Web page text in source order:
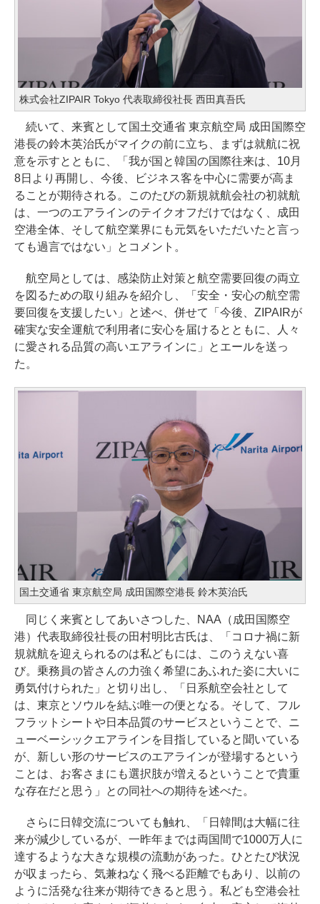
株式会社ZIPAIR Tokyo 代表取締役社長 西田真吾氏
続いて、来賓として国土交通省 東京航空局 成田国際空
港長の鈴木英治氏がマイクの前に立ち、まずは就航に祝
意を示すとともに、「我が国と韓国の国際往来は、10月
8日より再開し、今後、ビジネス客を中心に需要が高ま
ることが期待される。このたびの新規就航会社の初就航
は、一つのエアラインのテイクオフだけではなく、成田
空港全体、そして航空業界にも元気をいただいたと言っ
ても過言ではない」とコメント。
航空局としては、感染防止対策と航空需要回復の両立
を図るための取り組みを紹介し、「安全・安心の航空需
要回復を支援したい」と述べ、併せて「今後、ZIPAIRが
確実な安全運航で利用者に安心を届けるとともに、人々
に愛される品質の高いエアラインに」とエールを送っ
た。
国土交通省 東京航空局 成田国際空港長 鈴木英治氏
同じく来賓としてあいさつした、NAA（成田国際空
港）代表取締役社長の田村明比古氏は、「コロナ禍に新
規就航を迎えられるのは私どもには、このうえない喜
び。乗務員の皆さんの力強く希望にあふれた姿に大いに
勇気付けられた」と切り出し、「日系航空会社として
は、東京とソウルを結ぶ唯一の便となる。そして、フル
フラットシートや日本品質のサービスということで、ニ
ューベーシックエアラインを目指していると聞いている
が、新しい形のサービスのエアラインが登場するという
ことは、お客さまにも選択肢が増えるということで貴重
な存在だと思う」との同社への期待を述べた。
さらに日韓交流についても触れ、「日韓間は大幅に往
来が減少しているが、一昨年までは両国間で1000万人に
達するような大きな規模の流動があった。ひとたび状況
が収まったら、気兼ねなく飛べる距離でもあり、以前の
ように活発な往来が期待できると思う。私ども空港会社